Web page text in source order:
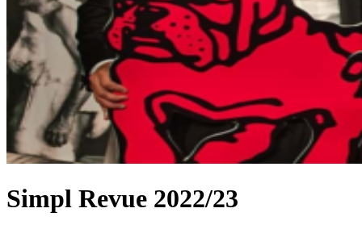
Simpl Revue 2022/23